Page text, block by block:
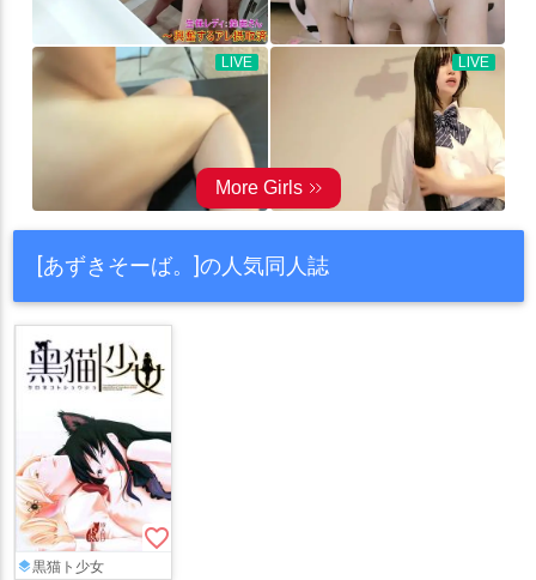
[あずきそーば。]の人気同人誌
favorite_border
黒猫ト少女